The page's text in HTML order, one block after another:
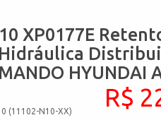
XP0177E
HYUNDAI
(11102-N10-XX)
R$